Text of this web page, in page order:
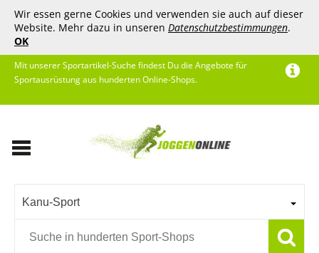
Wir essen gerne Cookies und verwenden sie auch auf dieser
Website. Mehr dazu in unseren Datenschutzbestimmungen.
OK
Mit unserer Sportartikel-Suche findest Du die Angebote für
Sportausrüstung aus hunderten Online-Shops.
Kanu-Sport